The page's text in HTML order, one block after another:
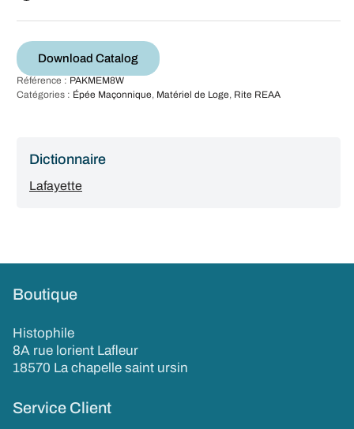
Download Catalog
Référence : PAKMEM8W
Catégories : Épée Maçonnique, Matériel de Loge, Rite REAA
Dictionnaire
Lafayette
Boutique
Histophile
8A rue lorient Lafleur
18570 La chapelle saint ursin
Service Client